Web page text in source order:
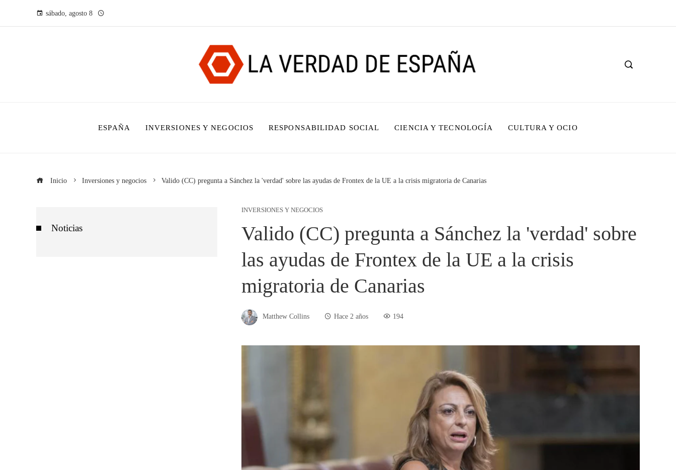
sábado, agosto 8
ESPAÑA INVERSIONES Y NEGOCIOS RESPONSABILIDAD SOCIAL CIENCIA Y TECNOLOGÍA CULTURA Y OCIO
Inicio Inversiones y negocios Valido (CC) pregunta a Sánchez la 'verdad' sobre las ayudas de Frontex de la UE a la crisis migratoria de Canarias
INVERSIONES Y NEGOCIOS
Valido (CC) pregunta a Sánchez la 'verdad' sobre
las ayudas de Frontex de la UE a la crisis
migratoria de Canarias
Matthew Collins Hace 2 años 194
Noticias